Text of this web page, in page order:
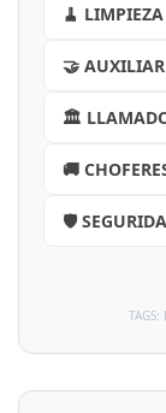
🧹 LIMPIEZA
🤝 AUXILIAR
🏛️
🚚
🛡️
TAGS: